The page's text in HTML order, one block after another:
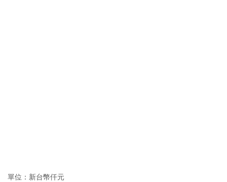
單位：新台幣仟元